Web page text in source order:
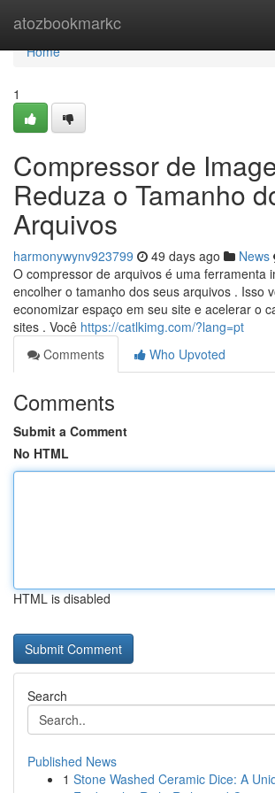
atozbookmarkc
Home
Home
1
Compressor de
Reduza o Tamanho
Arquivos
harmonywynv923799 49 days ago News
O compressor de arquivos é uma ferramenta
encolher o tamanho dos seus arquivos . Isso
economizar espaço em seu site e acelerar o
sites . Você https://catlkimg.com/?lang=pt
Comments
Who Upvoted
Comments
Submit a Comment
No HTML
HTML is disabled
Search
Published News
1 Stone Washed Ceramic Dice: A